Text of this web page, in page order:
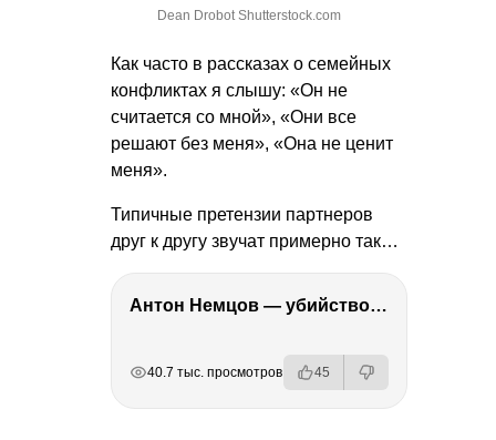
Dean Drobot Shutterstock.com
Как часто в рассказах о семейных
конфликтах я слышу: «Он не
считается со мной», «Они все
решают без меня», «Она не ценит
меня».
Типичные претензии партнеров
друг к другу звучат примерно так…
Антон Немцов — убийство Бориса Немцова, переезд в Дубай, семья и политика
40.7 тыс. просмотров 45